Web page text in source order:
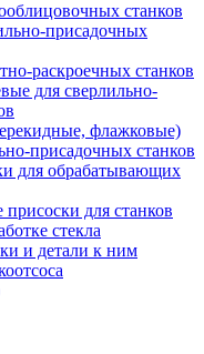
станков
присадочных
раскроечных станков
для сверлильно-
флажковые)
присадочных станков
для обрабатывающих
для станков
стекла
и детали к ним